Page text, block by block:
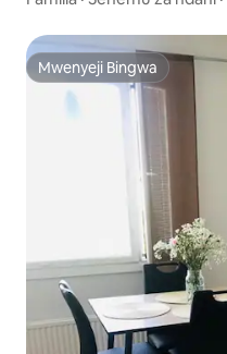
Mwenyeji Bingwa
Mwenyeji Bingwa